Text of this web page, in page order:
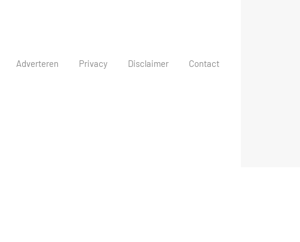
Adverteren Privacy Disclaimer Contact